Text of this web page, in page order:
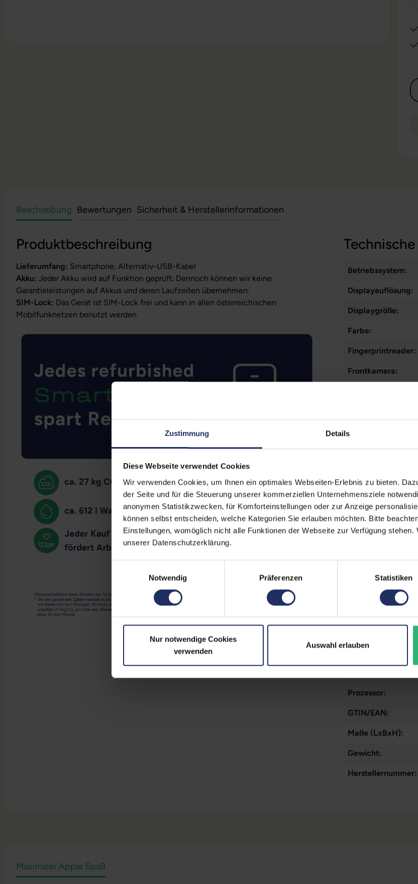
Zustimmung Details
Diese Webseite verwendet Cookies
Wir verwenden Cookies, um Ihnen ein optimales Webseiten-Erlebnis zu bieten.
der Seite und für die Steuerung unserer kommerziellen Unternehmensziele
anonymen Statistikzwecken, für Komforteinstellungen oder zur Anzeige
können selbst entscheiden, welche Kategorien Sie erlauben möchten. Bitte
Einstellungen, womöglich nicht alle Funktionen der Webseite zur Verfügung
unserer Datenschutzerklärung.
Notwendig
Präferenzen Statistiken
Nur notwendige Cookies
verwenden
Auswahl erlauben
Beschreibung Bewertungen Sicherheit & Herstellerinformationen
Produktbeschreibung
Lieferumfang: Smartphone, Alternativ-USB-Kabel
Akku: Jeder Akku wird auf Funktion geprüft. Dennoch können wir keine
Garantieleistungen auf Akkus und deren Laufzeiten übernehmen.
SIM-Lock: Das Gerät ist SIM-Lock frei und kann in allen österreichischen
Mobilfunknetzen benutzt werden
Betriebssystem:
Displayauflösung:
Displaygröße:
Farbe:
Fingerprintreader:
Frontkamera:
Kommunikation:
Markteinführung:
Paneltyp:
Pixeldichte:
Prozessorkerne:
Schnittstellen:
Prozessor:
GTIN/EAN:
Maße (LxBxH):
Gewicht:
Herstellernummer:
Maximaler Apple Spaß